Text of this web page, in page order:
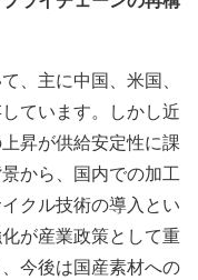
、主に中国、米国、
ています。しかし近
昇が供給安定性に課
から、国内での加工
クル技術の導入とい
が産業政策として重
今後は国産素材への